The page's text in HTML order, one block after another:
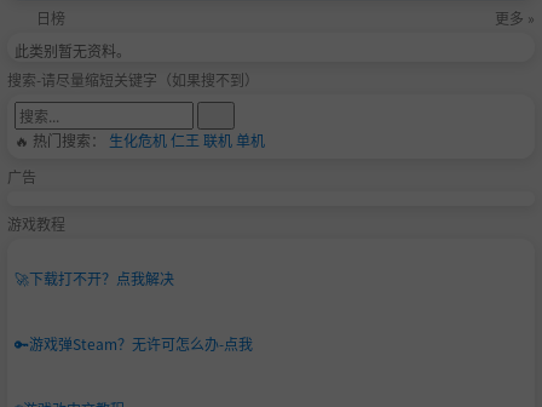
日榜
更多 »
此类别暂无资料。
搜索-请尽量缩短关键字（如果搜不到）
🔥 热门搜索： 生化危机仁王 联机单机
广告
游戏教程
🚀下载打不开？点我解决
🔑游戏弹Steam？无许可怎么办-点我